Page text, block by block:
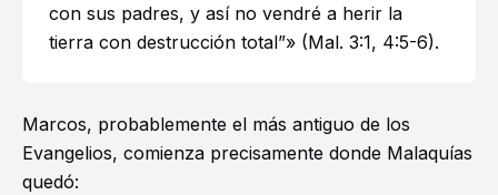
con sus padres, y así no vendré a herir la
tierra con destrucción total”» (Mal. 3:1, 4:5-6).
Marcos, probablemente el más antiguo de los
Evangelios, comienza precisamente donde Malaquías
quedó: